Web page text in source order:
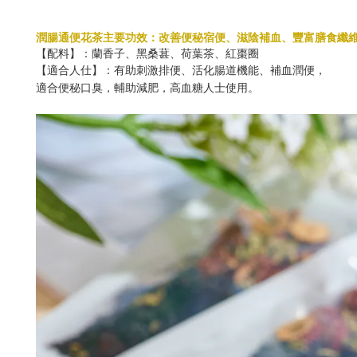
潤腸通便花茶主要功效：改善便秘宿便、滋陰補血、豐富膳食纖
【配料】：蘭香子、黑桑葚、荷葉茶、紅棗圈
【適合人仕】：有助刺激排便、活化腸道機能、補血潤便，
適合便秘口臭，輔助減肥，高血糖人士使用。